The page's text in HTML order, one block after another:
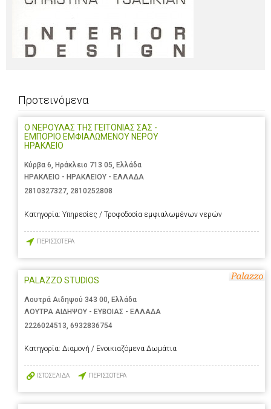
Προτεινόμενα
Ο ΝΕΡΟΥΛΑΣ ΤΗΣ ΓΕΙΤΟΝΙΑΣ ΣΑΣ -
ΕΜΠΟΡΙΟ ΕΜΦΙΑΛΩΜΕΝΟΥ ΝΕΡΟΥ
ΗΡΑΚΛΕΙΟ
Κύρβα 6, Ηράκλειο 713 05, Ελλάδα
ΗΡΑΚΛΕΙΟ - ΗΡΑΚΛΕΙΟΥ - ΕΛΛΑΔΑ
2810327327, 2810252808
Κατηγορία: Υπηρεσίες / Τροφοδοσία εμφιαλωμένων νερών
ΠΕΡΙΣΣΟΤΕΡΑ
PALAZZO STUDIOS
Λουτρά Αιδηψού 343 00, Ελλάδα
ΛΟΥΤΡΑ ΑΙΔΗΨΟΥ - ΕΥΒΟΙΑΣ - ΕΛΛΑΔΑ
2226024513 6932836754
Κατηγορία: Διαμονή / Ενοικιαζόμενα Δωμάτια
ΙΣΤΟΣΕΛΙΔΑ ΠΕΡΙΣΣΟΤΕΡΑ